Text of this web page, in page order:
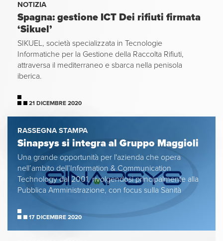
NOTIZIA
Spagna: gestione ICT Dei rifiuti firmata
‘Sikuel’
SIKUEL, società specializzata in Tecnologie
Informatiche per la Gestione della Raccolta Rifiuti,
attraversa il mediterraneo e sbarca nella penisola
iberica.
21 DICEMBRE 2020
RASSEGNA STAMPA
Sinapsys si integra al Gruppo Maggioli
Una grande opportunità per l'azienda che opera
nell’ambito dell’Information & Communication
Technology dal 2001, rivolgendosi principalmente alla
Pubblica Amministrazione, con focus sulla Sanità
17 DICEMBRE 2020